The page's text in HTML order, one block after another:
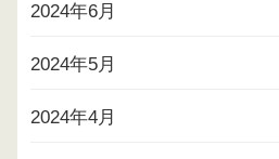
2024年6月
2024年5月
2024年4月